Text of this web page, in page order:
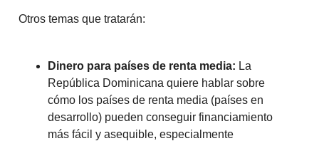
Otros temas que tratarán:
Dinero para países de renta media: La
República Dominicana quiere hablar sobre
cómo los países de renta media (países en
desarrollo) pueden conseguir financiamiento
más fácil y asequible, especialmente